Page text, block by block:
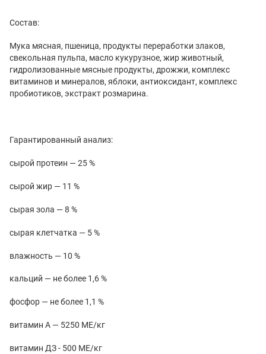
Состав:
Мука мясная, пшеница, продукты переработки злаков,
свекольная пульпа, масло кукурузное, жир животный,
гидролизованные мясные продукты, дрожжи, комплекс
витаминов и минералов, яблоки, антиоксидант, комплекс
пробиотиков, экстракт розмарина.
Гарантированный анализ:
сырой протеин — 25 %
сырой жир — 11 %
сырая зола — 8 %
сырая клетчатка — 5 %
влажность — 10 %
кальций — не более 1,6 %
фосфор — не более 1,1 %
витамин А — 5250 МЕ/кг
витамин ДЗ - 500 МЕ/кг